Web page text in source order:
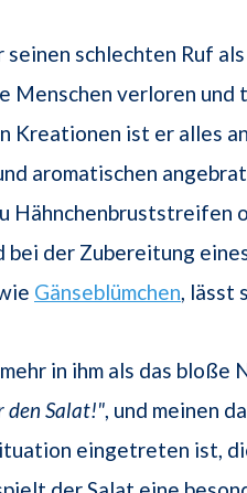
seinen schlechten Ruf
Menschen verloren und
Kreationen ist er alles
aromatischen
Hähnchenbruststreifen
bei der Zubereitung
Gänseblümchen, lässt
in ihm als das
den Salat!", und meinen
eingetreten ist,